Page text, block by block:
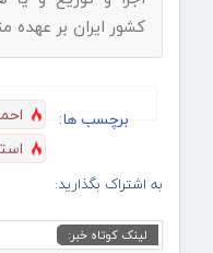
کشور ایران بر عهده
برچسب ها:
به اشتراک بگذارید:
لینک کوتاه خبر: